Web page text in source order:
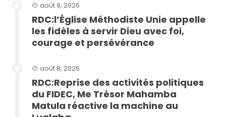
août 9, 2026
RDC:l’Église Méthodiste Unie appelle
les fidèles à servir Dieu avec foi,
courage et persévérance
août 8, 2026
RDC:Reprise des activités politiques
du FIDEC, Me Trésor Mahamba
Matula réactive la machine au